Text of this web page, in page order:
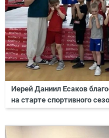
Иерей Даниил Есаков
на старте спортивного